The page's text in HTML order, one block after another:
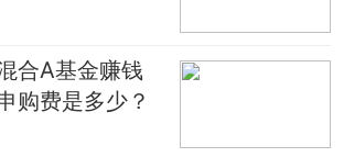
合A基金赚钱
购费是多少？